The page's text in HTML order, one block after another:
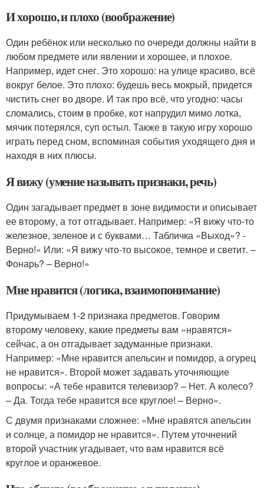
И хорошо, и плохо (воображение)
Один ребёнок или несколько по очереди должны найти в
любом предмете или явлении и хорошее, и плохое.
Например, идет снег. Это хорошо: на улице красиво, всё
вокруг белое. Это плохо: будешь весь мокрый, придется
чистить снег во дворе. И так про всё, что угодно: часы
сломались, стоим в пробке, кот напрудил мимо лотка,
мячик потерялся, суп остыл. Также в такую игру хорошо
играть перед сном, вспоминая события уходящего дня и
находя в них плюсы.
Я вижу (умение называть признаки, речь)
Один загадывает предмет в зоне видимости и описывает
ее второму, а тот отгадывает. Например: «Я вижу что-то
железное, зеленое и с буквами… Табличка «Выход»? -
Верно!» Или: «Я вижу что-то высокое, темное и светит. –
Фонарь? – Верно!»
Мне нравится (логика, взаимопонимание)
Придумываем 1-2 признака предметов. Говорим
второму человеку, какие предметы вам «нравятся»
сейчас, а он отгадывает задуманные признаки.
Например: «Мне нравится апельсин и помидор, а огурец
не нравится». Второй может задавать уточняющие
вопросы: «А тебе нравится телевизор? – Нет. А колесо?
– Да. Тогда тебе нравится все круглое! – Верно».
С двумя признаками сложнее: «Мне нравятся апельсин
и солнце, а помидор не нравится». Путем уточнений
второй участник угадывает, что вам нравится всё
круглое и оранжевое.